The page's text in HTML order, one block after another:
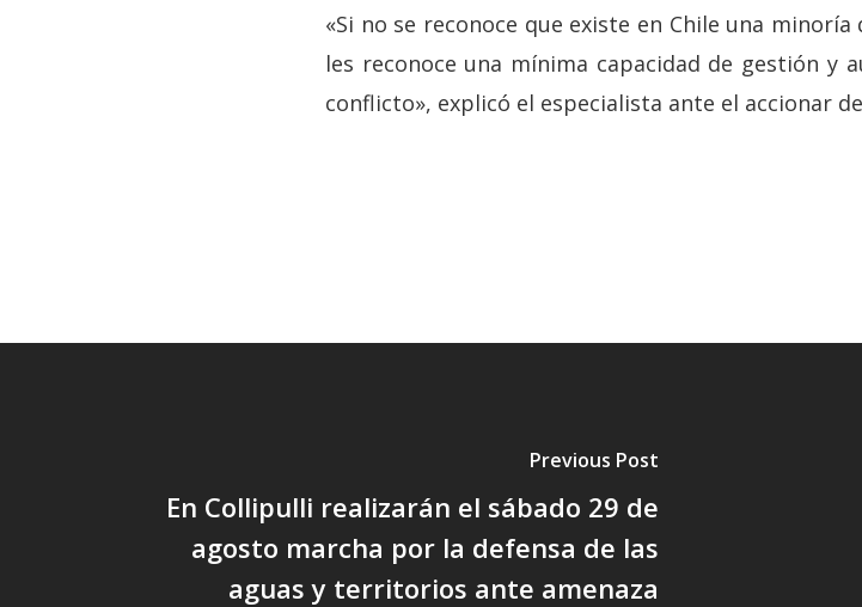
«Si no se reconoce que existe en Chile una
les reconoce una mínima capacidad de gestión y
conflicto», explicó el especialista ante el accionar
Previous Post
En Collipulli realizarán el sábado 29 de
agosto marcha por la defensa de las
aguas y territorios ante amenaza